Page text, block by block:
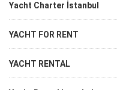
Yacht Charter İstanbul
YACHT FOR RENT
YACHT RENTAL